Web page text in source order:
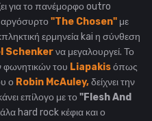
για το πανέμορφο outro
αργόσυρτο "The Chosen" με
ερμηνεία kai η σύνθεση
Schenkerνα μεγαλουργεί. Το
φωνητικών του Liapakisόπως
ο Robin McAuley,δείχνει την
επίλογο με το "Flesh And
hard rock κέφια και ο